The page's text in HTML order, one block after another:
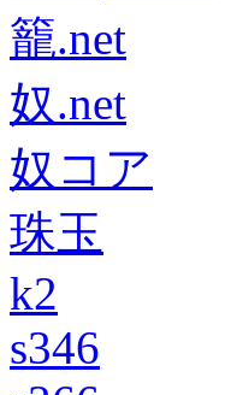
籠.net
奴.net
奴コア
珠玉
k2
s346